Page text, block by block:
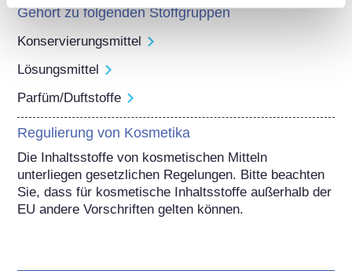
Gehört zu folgenden Stoffgruppen
Konservierungsmittel
Lösungsmittel
Parfüm/Duftstoffe
Regulierung von Kosmetika
Die Inhaltsstoffe von kosmetischen Mitteln
unterliegen gesetzlichen Regelungen. Bitte beachten
Sie, dass für kosmetische Inhaltsstoffe außerhalb der
EU andere Vorschriften gelten können.